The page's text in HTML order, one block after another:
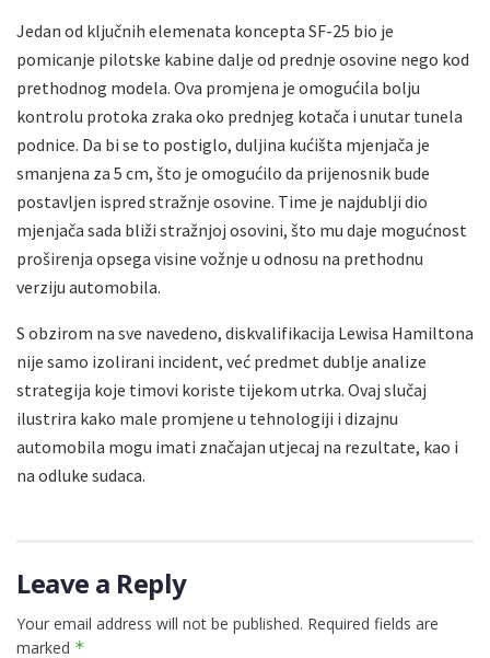
Jedan od ključnih elemenata koncepta SF-25 bio je
pomicanje pilotske kabine dalje od prednje osovine nego kod
prethodnog modela. Ova promjena je omogućila bolju
kontrolu protoka zraka oko prednjeg kotača i unutar tunela
podnice. Da bi se to postiglo, duljina kućišta mjenjača je
smanjena za 5 cm, što je omogućilo da prijenosnik bude
postavljen ispred stražnje osovine. Time je najdublji dio
mjenjača sada bliži stražnjoj osovini, što mu daje mogućnost
proširenja opsega visine vožnje u odnosu na prethodnu
verziju automobila.
S obzirom na sve navedeno, diskvalifikacija Lewisa Hamiltona
nije samo izolirani incident, već predmet dublje analize
strategija koje timovi koriste tijekom utrka. Ovaj slučaj
ilustrira kako male promjene u tehnologiji i dizajnu
automobila mogu imati značajan utjecaj na rezultate, kao i
na odluke sudaca.
Leave a Reply
Your email address will not be published. Required fields are
marked *